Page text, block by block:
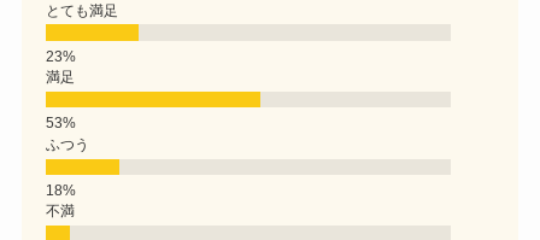
とても満足
満足
ふつう
不満